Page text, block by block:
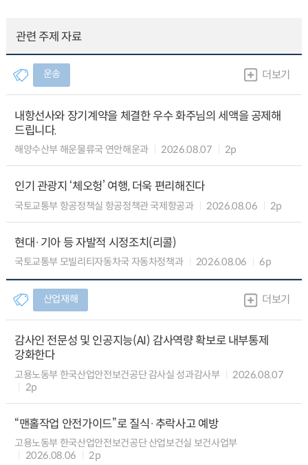
관련 주제 자료
운송 더보기
내항선사와 장기계약을 체결한 우수 화주님의 세액을 공제해
드립니다.
해양수산부 해운물류국 연안해운과 2026.08.07 2p
인기 관광지 ‘체오헝’ 여행, 더욱 편리해진다
국토교통부 항공정책실 항공정책관 국제항공과 2026.08.06 2p
현대·기아 등 자발적 시정조치(리콜)
국토교통부 모빌리티자동차국 자동차정책과 2026.08.06 6p
산업재해 더보기
감사인 전문성 및 인공지능(AI) 감사역량 확보로 내부통제
강화한다
고용노동부 한국산업안전보건공단 감사실 성과감사부
2026.08.07
2p
“맨홀작업 안전가이드”로 질식·추락사고 예방
고용노동부 한국산업안전보건공단 산업보건실 보건사업부
2026.08.06
2p